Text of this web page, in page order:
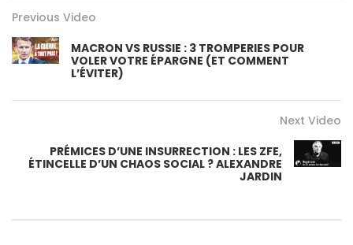
Previous Video
MACRON VS RUSSIE : 3 TROMPERIES POUR
VOLER VOTRE ÉPARGNE (ET COMMENT
L’ÉVITER)
Next Video
PRÉMICES D’UNE INSURRECTION : LES ZFE,
ÉTINCELLE D’UN CHAOS SOCIAL ? ALEXANDRE
JARDIN